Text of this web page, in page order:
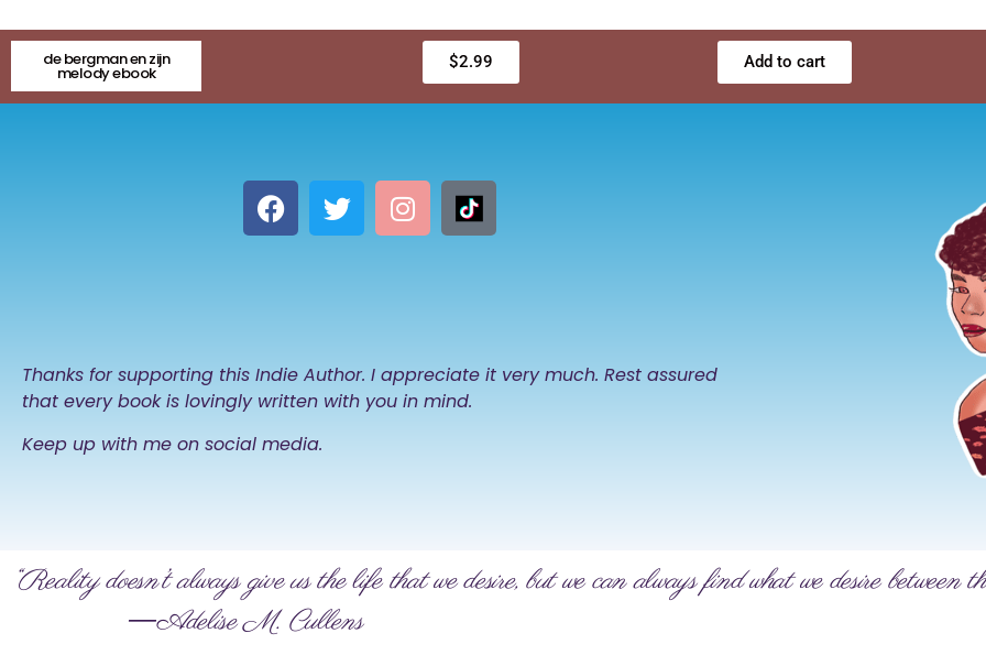
de bergman en zijn
melody ebook
$2.99 Add to cart
Thanks for supporting this Indie Author. I appreciate it very much. Rest assured
that every book is lovingly written with you in mind.
Keep up with me on social media.
“Reality doesn’t always give us the life that we desire, but we can always find what we desire between
―Adelise M. Cullens